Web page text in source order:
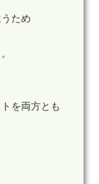
ため
を両方とも